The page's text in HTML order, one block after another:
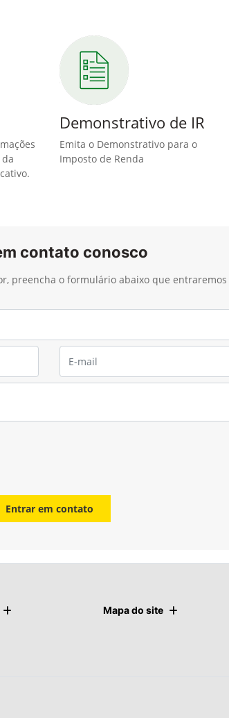
Demonstrativo de IR
Emita o Demonstrativo para o
Imposto de Renda
contato conosco
preencha o formulário abaixo que
Entrar em contato
Mapa do site